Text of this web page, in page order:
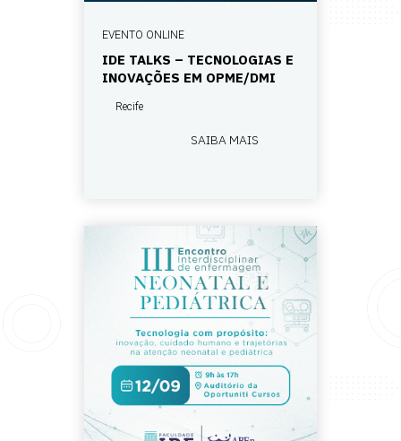
EVENTO ONLINE
IDE TALKS – TECNOLOGIAS E
INOVAÇÕES EM OPME/DMI
Recife
SAIBA MAIS